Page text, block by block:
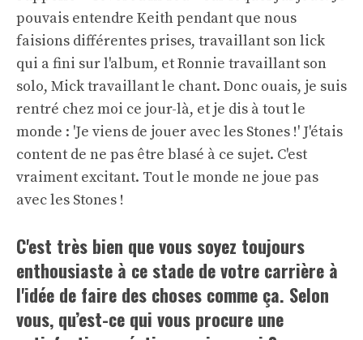
pouvais entendre Keith pendant que nous
faisions différentes prises, travaillant son lick
qui a fini sur l'album, et Ronnie travaillant son
solo, Mick travaillant le chant. Donc ouais, je suis
rentré chez moi ce jour-là, et je dis à tout le
monde : 'Je viens de jouer avec les Stones !' J'étais
content de ne pas être blasé à ce sujet. C'est
vraiment excitant. Tout le monde ne joue pas
avec les Stones !
C'est très bien que vous soyez toujours
enthousiaste à ce stade de votre carrière à
l'idée de faire des choses comme ça. Selon
vous, qu’est-ce qui vous procure une